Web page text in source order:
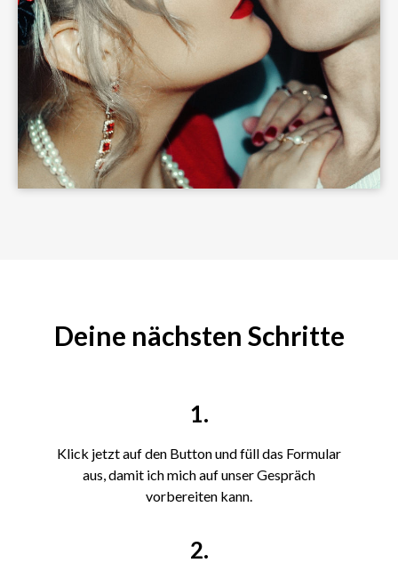
Deine nächsten Schritte
1.
Klick jetzt auf den Button und füll das Formular
aus, damit ich mich auf unser Gespräch
vorbereiten kann.
2.